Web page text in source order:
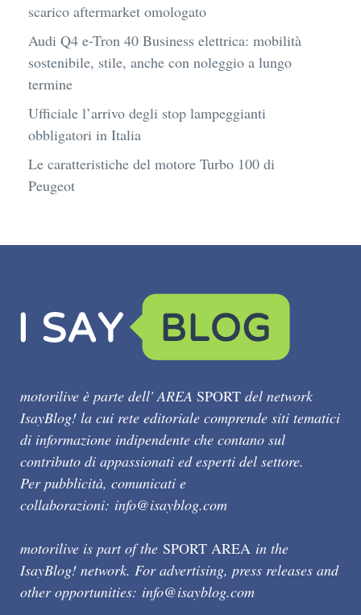
scarico aftermarket omologato
Audi Q4 e-Tron 40 Business elettrica: mobilità
sostenibile, stile, anche con noleggio a lungo
termine
Ufficiale l’arrivo degli stop lampeggianti
obbligatori in Italia
Le caratteristiche del motore Turbo 100 di
Peugeot
motorilive è parte dell' AREA SPORT del network
IsayBlog! la cui rete editoriale comprende siti tematici
di informazione indipendente che contano sul
contributo di appassionati ed esperti del settore.
Per pubblicità, comunicati e
collaborazioni: info@isayblog.com
motorilive is part of the SPORT AREA in the
IsayBlog! network. For advertising, press releases and
other opportunities: info@isayblog.com